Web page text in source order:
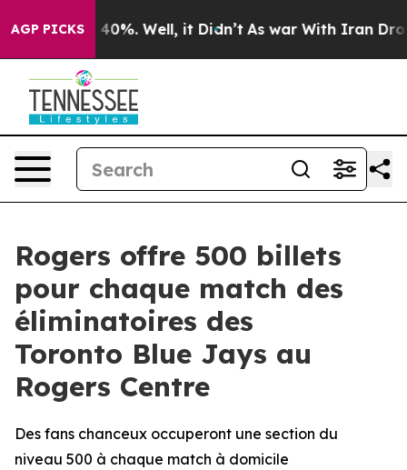
AGP PICKS
Around 40%. Well, it Didn’t As war With Iran Drove
Rogers offre 500 billets
pour chaque match des
éliminatoires des
Toronto Blue Jays au
Rogers Centre
Des fans chanceux occuperont une section du
niveau 500 à chaque match à domicile